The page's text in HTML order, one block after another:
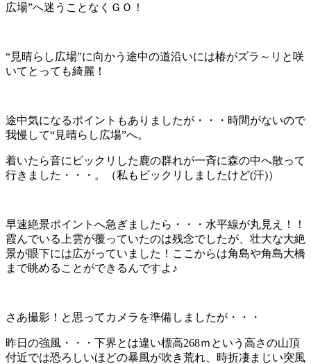
広場”へ迷うことなくＧＯ！
“見晴らし広場”に向かう途中の道沿いには椿がズラ～リと咲
いてとっても綺麗！
途中気になるポイントもありましたが・・・時間がないので
我慢して“見晴らし広場”へ。
着いたら音にビックリした鹿の群れが一斉に森の中へ散って
行きました・・・。（私もビックリしましたけど(汗)）
早速絶景ポイントへ急ぎましたら・・・水平線が丸見え！！
霞んでいる上雲が覆っていたのは残念でしたが、壮大な大絶
景が眼下には広がっていました！ここからは角島や角島大橋
まで眺めることができるんですよ♪
さあ撮影！と思ってカメラを準備しましたが・・・
昨日の強風・・・下界とは違い標高268ｍという高さの山頂
付近では恐ろしいほどの暴風が吹き荒れ、時折凄まじい突風